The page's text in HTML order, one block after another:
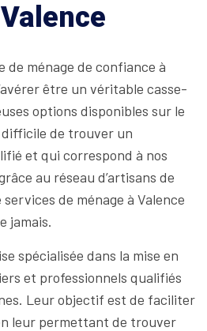
ménage de confiance à
être un véritable casse-
options disponibles sur le
de trouver un
et qui correspond à nos
au réseau d’artisans de
de ménage à Valence
jamais.
spécialisée dans la mise en
et professionnels qualifiés
Leur objectif est de faciliter
leur permettant de trouver